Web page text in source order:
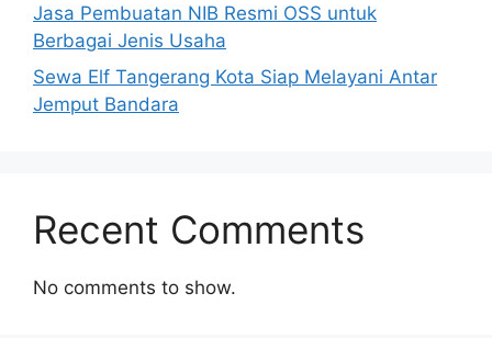
Jasa Pembuatan NIB Resmi OSS untuk
Berbagai Jenis Usaha
Sewa Elf Tangerang Kota Siap Melayani Antar
Jemput Bandara
Recent Comments
No comments to show.